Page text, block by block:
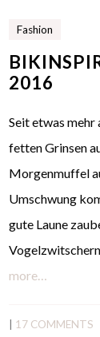
Fashion
2016
Seit etwas mehr
fetten Grinsen
Morgenmuffel
Umschwung
gute Laune
more…
17 COMMENTS